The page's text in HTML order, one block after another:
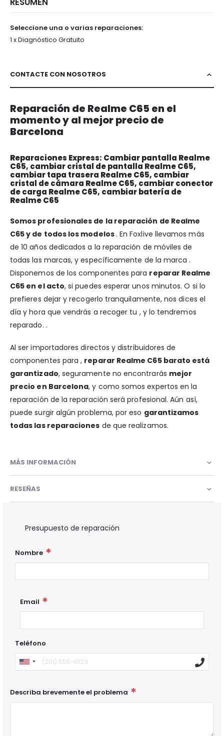
Seleccione una o varias reparaciones:
1 x Diagnóstico Gratuito
CONTACTE CON NOSOTROS
Reparación de Realme C65 en el
momento y al mejor precio de
Barcelona
Reparaciones Express: Cambiar pantalla Realme
C65, cambiar cristal de pantalla Realme C65,
cambiar tapa trasera Realme C65, cambiar
cristal de cámara Realme C65, cambiar conector
de carga Realme C65, cambiar batería de
Realme C65
Somos profesionales de la reparación de Realme
C65 y de todos los modelos. En Foxlive llevamos más
de 10 años dedicados a la reparación de móviles de
todas las marcas, y específicamente de la marca .
Disponemos de los componentes para reparar Realme
C65 en el acto, si puedes esperar unos minutos. O si lo
prefieres dejar y recogerlo tranquilamente, nos dices el
día y hora que vendrás a recoger tu , y lo tendremos
reparado. .
Al ser importadores directos y distribuidores de
componentes para , reparar Realme C65 barato está
garantizado, seguramente no encontrarás mejor
precio en Barcelona, y como somos expertos en la
reparación de la reparación será profesional. Aún así,
puede surgir algún problema, por eso garantizamos
todas las reparaciones de que realizamos.
MÁS INFORMACIÓN
RESEÑAS
Presupuesto de reparación
Nombre
Email
Teléfono
Describa brevemente el problema